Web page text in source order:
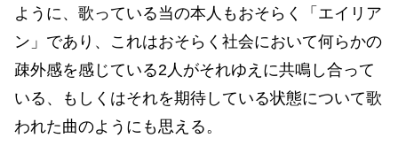
ように、歌っている当の本人もおそらく「エイリア
ン」であり、これはおそらく社会において何らかの
疎外感を感じている2人がそれゆえに共鳴し合って
いる、もしくはそれを期待している状態について歌
われた曲のようにも思える。